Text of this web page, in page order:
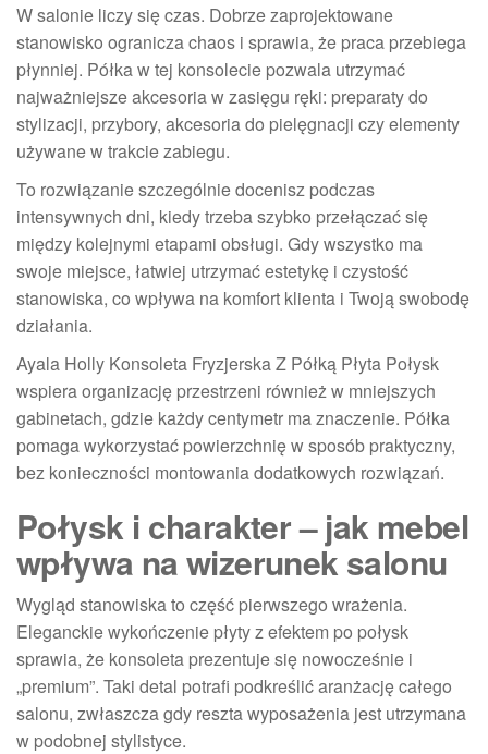
W salonie liczy się czas. Dobrze zaprojektowane
stanowisko ogranicza chaos i sprawia, że praca przebiega
płynniej. Półka w tej konsolecie pozwala utrzymać
najważniejsze akcesoria w zasięgu ręki: preparaty do
stylizacji, przybory, akcesoria do pielęgnacji czy elementy
używane w trakcie zabiegu.
To rozwiązanie szczególnie docenisz podczas
intensywnych dni, kiedy trzeba szybko przełączać się
między kolejnymi etapami obsługi. Gdy wszystko ma
swoje miejsce, łatwiej utrzymać estetykę i czystość
stanowiska, co wpływa na komfort klienta i Twoją swobodę
działania.
Ayala Holly Konsoleta Fryzjerska Z Półką Płyta Połysk
wspiera organizację przestrzeni również w mniejszych
gabinetach, gdzie każdy centymetr ma znaczenie. Półka
pomaga wykorzystać powierzchnię w sposób praktyczny,
bez konieczności montowania dodatkowych rozwiązań.
Połysk i charakter – jak mebel
wpływa na wizerunek salonu
Wygląd stanowiska to część pierwszego wrażenia.
Eleganckie wykończenie płyty z efektem po połysk
sprawia, że konsoleta prezentuje się nowocześnie i
„premium”. Taki detal potrafi podkreślić aranżację całego
salonu, zwłaszcza gdy reszta wyposażenia jest utrzymana
w podobnej stylistyce.